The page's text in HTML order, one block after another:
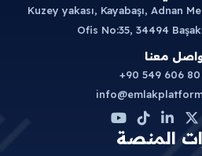
Kuzey yakası, Kayabaşı, Adnan
Ofis No:35, 34494
معنا
+90 549 606
المنصة